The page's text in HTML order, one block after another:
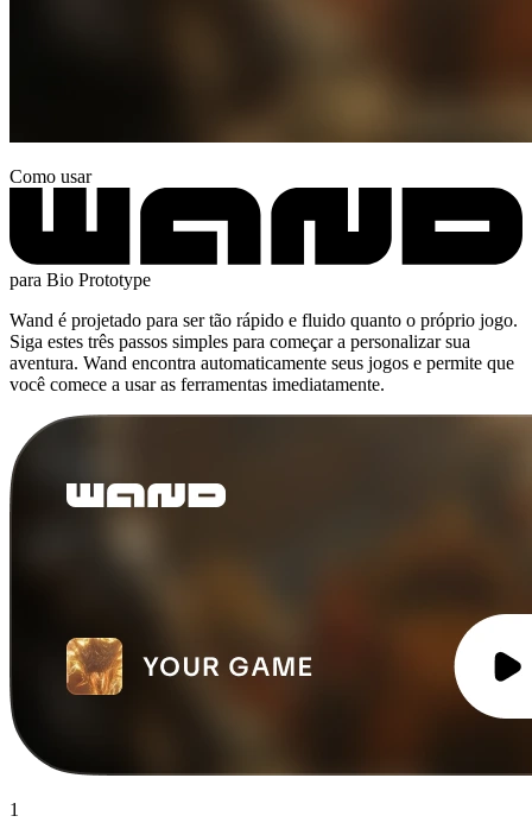
Como usar
para Bio Prototype
Wand é projetado para ser tão rápido e fluido quanto o próprio jogo.
Siga estes três passos simples para começar a personalizar sua
aventura. Wand encontra automaticamente seus jogos e permite que
você comece a usar as ferramentas imediatamente.
1